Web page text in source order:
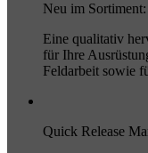
Neu im
Eine qualitativ
für Ihre
Feldarbeit sowie
Quick Release